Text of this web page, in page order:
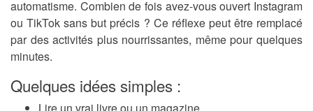
automatisme. Combien de fois avez-vous ouvert Instagram
ou TikTok sans but précis ? Ce réflexe peut être remplacé
par desactivités plus nourrissantes, même pour quelques
minutes.
Quelques idées simples :